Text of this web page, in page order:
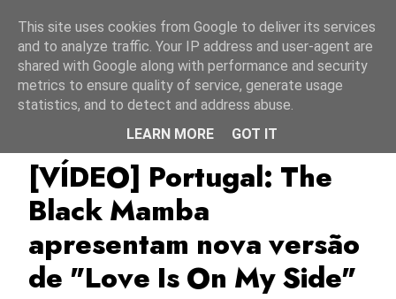
FC2021 Novos Lançamentos
[VÍDEO] Portugal: The
Black Mamba
apresentam nova versão
de "Love Is On My Side"
This site uses cookies from Google to deliver its services
and to analyze traffic. Your IP address and user-agent are
shared with Google along with performance and security
metrics to ensure quality of service, generate usage
statistics, and to detect and address abuse.
LEARN MORE
GOT IT